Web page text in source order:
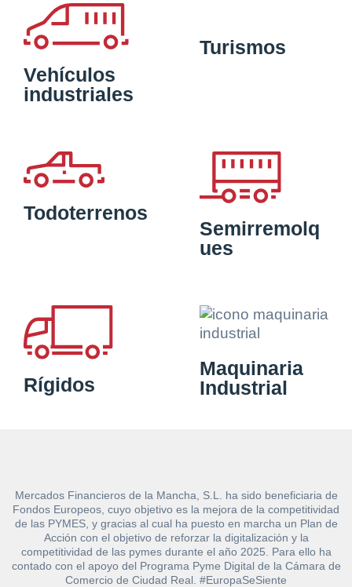
Vehículos
industriales
Turismos
Todoterrenos
Semirremolq
ues
Rígidos
Maquinaria
Industrial
Mercados Financieros de la Mancha, S.L. ha sido beneficiaria de
Fondos Europeos, cuyo objetivo es la mejora de la competitividad
de las PYMES, y gracias al cual ha puesto en marcha un Plan de
Acción con el objetivo de reforzar la digitalización y la
competitividad de las pymes durante el año 2025. Para ello ha
contado con el apoyo del Programa Pyme Digital de la Cámara de
Comercio de Ciudad Real. #EuropaSeSiente